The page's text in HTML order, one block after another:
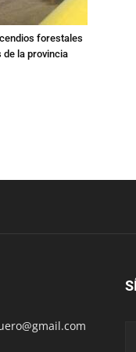
forestales
de la provincia